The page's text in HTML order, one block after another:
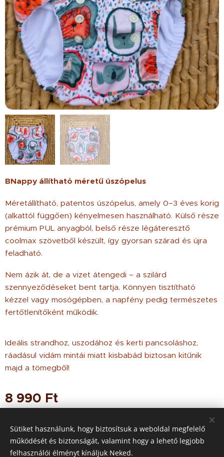
BNappy állítható méretű úszópelus
Méretállítható, patentos úszópelus, amely 0–3 éves korig
(alkattól függően) kényelmesen használható. Külső része
prémium PUL anyagból, belső része légáteresztő
coolmax szövetből készült, így gyorsan szárad és újra
feladható.
Nem ázik át, de a vizet átengedi – a szilárd
szennyeződéseket bent tartja. Könnyen tisztítható
kézzel vagy mosógépben, a napfény pedig természetes
fertőtlenítőként működik.
Ideális strandhoz, uszodához és kerti pancsoláshoz,
ráadásul vidám mintái miatt kisbabád biztosan kitűnik
majd a tömegből!
8 990 Ft
© 2021 Minden jog fenntartva
Sütiket használunk, hogy biztosítsuk a weboldal megfelelő
működését és biztonságát, valamint hogy a lehető legjobb
felhasználói élményt kínáljuk Neked.